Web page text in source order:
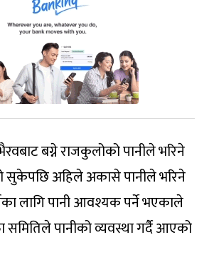
बग्ने राजकुलोको पानीले भरिने
सुकेपछि अहिले अकासे पानीले भरिने
लागि पानी आवश्यक पर्ने भएकाले
समितिले पानीको व्यवस्था गर्दै आएको